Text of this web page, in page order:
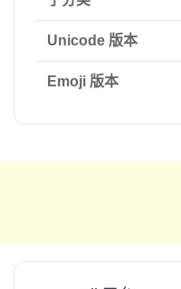
Unicode 版本
Emoji 版本